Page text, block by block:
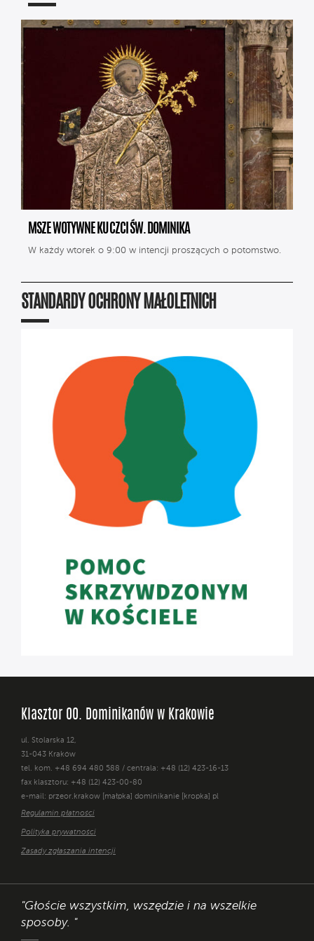
MSZE WOTYWNE KU CZCI ŚW. DOMINIKA
W każdy wtorek o 9:00 w intencji proszących o potomstwo.
STANDARDY OCHRONY MAŁOLETNICH
Klasztor OO. Dominikanów w Krakowie
ul. Stolarska 12,
31-043 Kraków
tel. kom. +48 694 480 588 / centrala: +48 (12) 423-16-13
fax klasztoru: +48 (12) 423-00-80
e-mail: przeor.krakow [małpka] dominikanie [kropka] pl
Regulamin płatności
Polityka prywatności
Zasady zgłaszania intencji
"Głoście wszystkim, wszędzie i na wszelkie
sposoby. "